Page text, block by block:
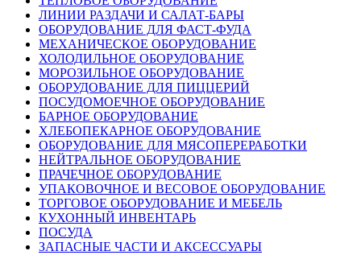
ЛИНИИ РАЗДАЧИ И САЛАТ-БАРЫ
ОБОРУДОВАНИЕ ДЛЯ ФАСТ-ФУДА
МЕХАНИЧЕСКОЕ ОБОРУДОВАНИЕ
ХОЛОДИЛЬНОЕ ОБОРУДОВАНИЕ
МОРОЗИЛЬНОЕ ОБОРУДОВАНИЕ
ОБОРУДОВАНИЕ ДЛЯ ПИЦЦЕРИЙ
ПОСУДОМОЕЧНОЕ ОБОРУДОВАНИЕ
БАРНОЕ ОБОРУДОВАНИЕ
ХЛЕБОПЕКАРНОЕ ОБОРУДОВАНИЕ
ОБОРУДОВАНИЕ ДЛЯ МЯСОПЕРЕРАБОТКИ
НЕЙТРАЛЬНОЕ ОБОРУДОВАНИЕ
ПРАЧЕЧНОЕ ОБОРУДОВАНИЕ
УПАКОВОЧНОЕ И ВЕСОВОЕ ОБОРУДОВАНИЕ
ТОРГОВОЕ ОБОРУДОВАНИЕ И МЕБЕЛЬ
КУХОННЫЙ ИНВЕНТАРЬ
ПОСУДА
ЗАПАСНЫЕ ЧАСТИ И АКСЕССУАРЫ